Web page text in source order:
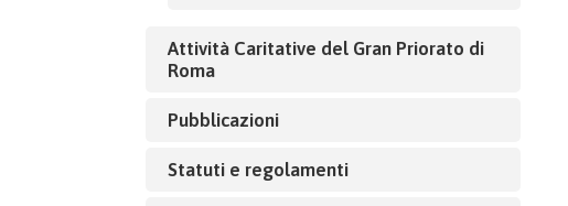
Attività Caritative del Gran Priorato di
Roma
Pubblicazioni
Statuti e regolamenti